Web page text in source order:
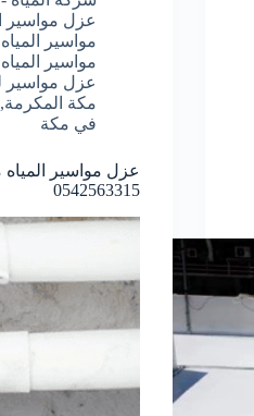
عزل مواسير
مواسير
مواسير
عزل مواسير
مكة المكرمة
في مكة
عزل مواسير
0542563315